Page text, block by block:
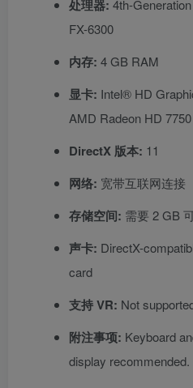
处理器: 4th-
FX-6300
内存: 4 GB RAM
显卡: Intel® HD
AMD Radeon HD
DirectX 版本: 11
网络: 宽带互联网连接
存储空间: 需要 2 GB
声卡: DirectX-
card
支持 VR: Not
附注事项: Keyboard
display recommended.